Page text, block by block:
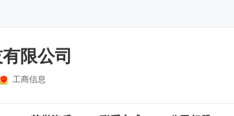
限公司
工商信息